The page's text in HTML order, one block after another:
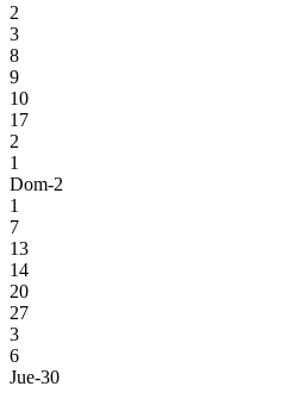
2
3
8
9
10
17
2
1
Dom-2
1
7
13
14
20
27
3
6
Jue-30